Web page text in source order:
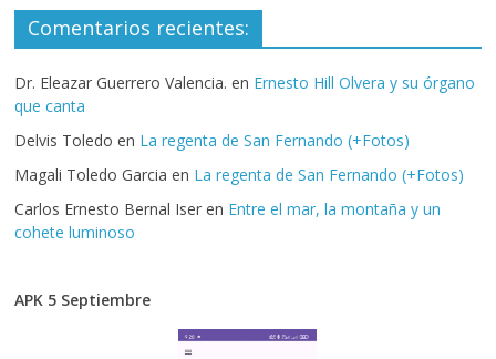
Comentarios recientes:
Dr. Eleazar Guerrero Valencia. en Ernesto Hill Olvera y su órgano
que canta
Delvis Toledo en La regenta de San Fernando (+Fotos)
Magali Toledo Garcia en La regenta de San Fernando (+Fotos)
Carlos Ernesto Bernal Iser en Entre el mar, la montaña y un
cohete luminoso
APK 5 Septiembre